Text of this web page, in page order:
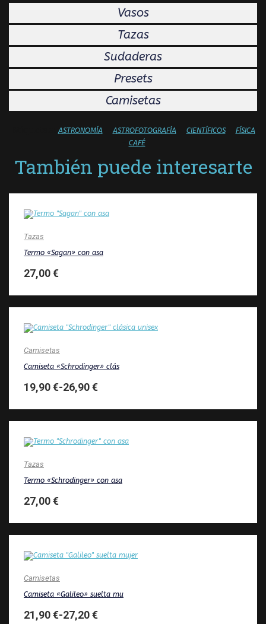
Vasos
Tazas
Sudaderas
Presets
Camisetas
ASTRONOMÍA ASTROFOTOGRAFÍA CIENTÍFICOS– FÍSICA
CAFÉ
También puede interesarte
Tazas
Termo «Sagan» con asa
27,00€
Camisetas
Camiseta «Schrodinger» clás
19,90€-26,90€
Tazas
Termo «Schrodinger» con asa
27,00€
Camisetas
Camiseta «Galileo» suelta mu
21,90€-27,20€